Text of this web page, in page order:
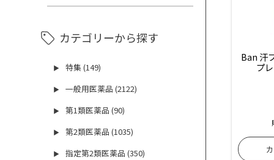
カテゴリーから探す
▶ 特集 (149)
▶ 一般用医薬品 (2122)
▶ 第1類医薬品 (90)
▶ 第2類医薬品 (1035)
▶ 指定第2類医薬品 (350)
Ban 汗
プ